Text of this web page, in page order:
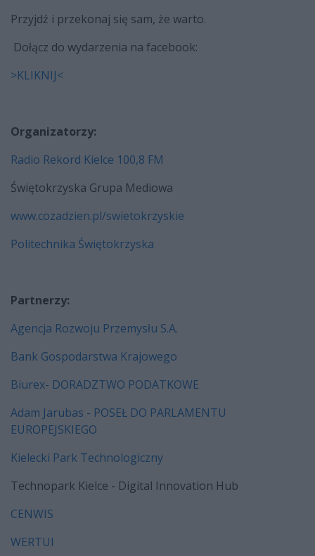
Przyjdź i przekonaj się sam, że warto.
Dołącz do wydarzenia na facebook:
>KLIKNIJ<
Organizatorzy:
Radio Rekord Kielce 100,8 FM
Świętokrzyska Grupa Mediowa
www.cozadzien.pl/swietokrzyskie
Politechnika Świętokrzyska
Partnerzy:
Agencja Rozwoju Przemysłu S.A.
Bank Gospodarstwa Krajowego
Biurex- DORADZTWO PODATKOWE
Adam Jarubas - POSEŁ DO PARLAMENTU
EUROPEJSKIEGO
Kielecki Park Technologiczny
Technopark Kielce - Digital Innovation Hub
CENWIS
WERTUI